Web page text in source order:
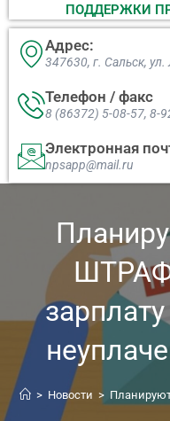
ПОДДЕРЖКИ
Адрес:
347630, г. Сальск, ул.
Телефон / факс
8 (86372) 5-08-57, 8-
Электронная
npsapp@mail.ru
> Новости >